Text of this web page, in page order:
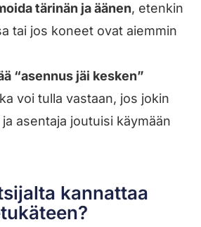
tärinän ja äänen, etenkin
tai jos koneet ovat aiemmin
“asennus jäi kesken”
voi tulla vastaan, jos jokin
asentaja joutuisi käymään
kannattaa